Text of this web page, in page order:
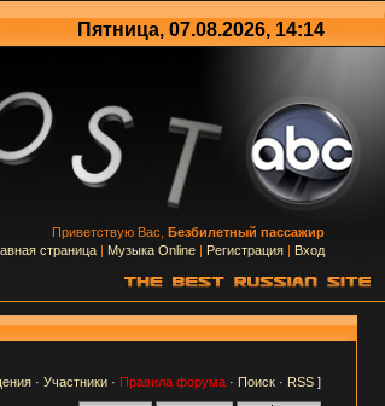
Пятница, 07.08.2026, 14:14
Приветствую Вас, Безбилетный пассажир
страница | Музыка Online | Регистрация | Вход
· Участники· Правила форума· Поиск· RSS]